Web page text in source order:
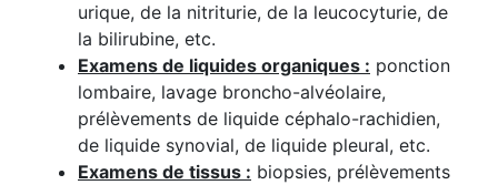
urique, de la nitriturie, de la leucocyturie, de
la bilirubine, etc.
Examens de liquides organiques : ponction
lombaire, lavage broncho-alvéolaire,
prélèvements de liquide céphalo-rachidien,
de liquide synovial, de liquide pleural, etc.
Examens de tissus : biopsies, prélèvements